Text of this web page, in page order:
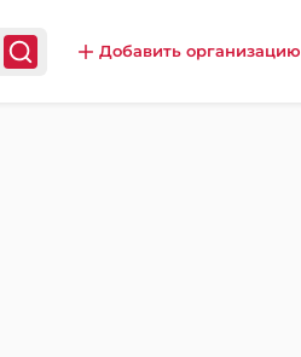
Добавить организацию